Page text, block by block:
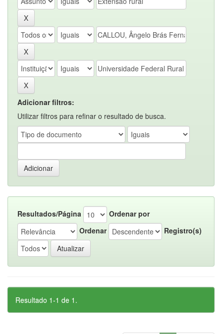
Adicionar filtros:
Utilizar filtros para refinar o resultado de busca.
Resultados/Página
Ordenar por
Ordenar
Registro(s)
Resultado 1-1 de 1.